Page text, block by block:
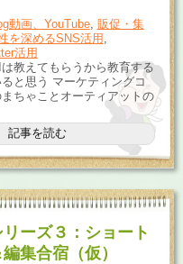
動画、YouTube, 販促・集
を深めるSNS活用
活用
教えてもらうから教育する
と思う マーケティングコ
ちゃことオーティアットの
記事を読む
ーズ３：ショート
集合宿（仮）